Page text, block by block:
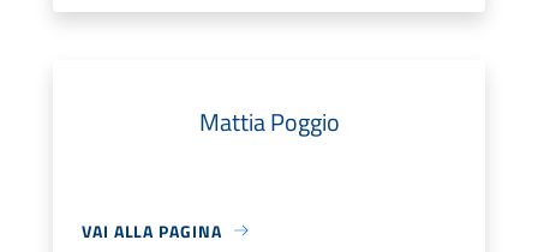
Mattia Poggio
VAI ALLA PAGINA